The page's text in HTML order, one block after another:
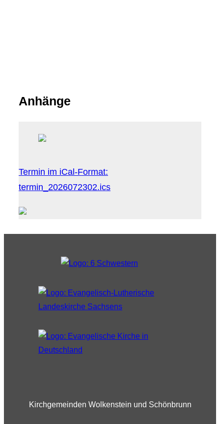
Anhänge
Termin im iCal-Format:
termin_2026072302.ics
Kirchgemeinden Wolkenstein und Schönbrunn